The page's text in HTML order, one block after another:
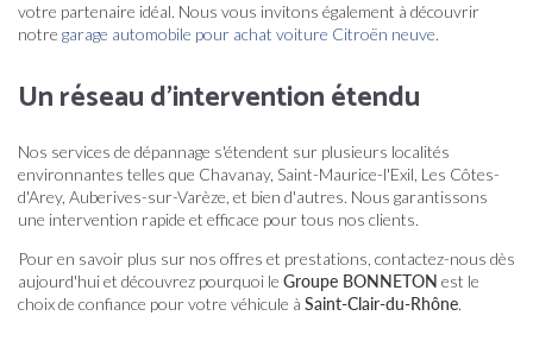
votre partenaire idéal. Nous vous invitons également à découvrir
notre garage automobile pour achat voiture Citroën neuve.
Un réseau d'intervention étendu
Nos services de dépannage s'étendent sur plusieurs localités
environnantes telles que Chavanay, Saint-Maurice-l'Exil, Les Côtes-
d'Arey, Auberives-sur-Varèze, et bien d'autres. Nous garantissons
une intervention rapide et efficace pour tous nos clients.
Pour en savoir plus sur nos offres et prestations, contactez-nous dès
aujourd'hui et découvrez pourquoi le Groupe BONNETON est le
choix de confiance pour votre véhicule à Saint-Clair-du-Rhône.